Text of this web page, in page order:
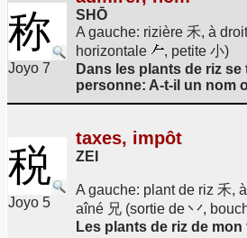
称
Joyo 7
SHŌ
A gauche: rizière 禾, à
horizontale
, petite 小)
Dans les plants de riz
personne: A-t-il un nom
税
Joyo 5
taxes, impôt
ZEI
A gauche: plant de riz 禾,
aîné 兄 (sortie de 丷,
Les plants de riz de